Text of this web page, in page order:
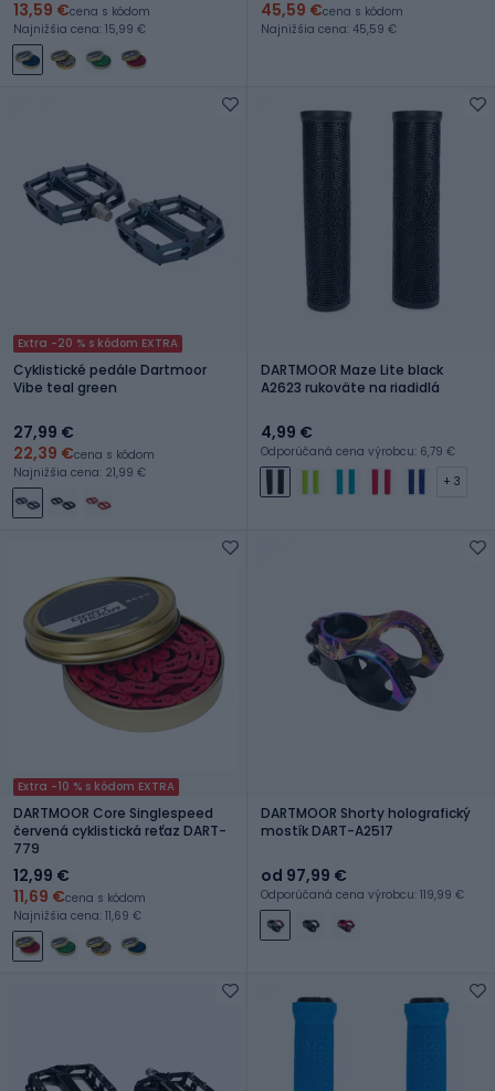
13,59 €cena s kódom
Najnižšia cena: 15,99 €
45,59 €cena s kódom
Najnižšia cena: 45,59 €
Extra -20 % s kódom EXTRA
Cyklistické pedále Dartmoor
Vibe teal green
27,99 €
22,39 €cena s kódom
Najnižšia cena: 21,99 €
DARTMOOR Maze Lite black
A2623 rukoväte na riadidlá
4,99 €
Odporúčaná cena výrobcu: 6,79 €
+ 3
Extra -10 % s kódom EXTRA
DARTMOOR Core Singlespeed
červená cyklistická reťaz DART-
779
12,99 €
11,69 €cena s kódom
Najnižšia cena: 11,69 €
DARTMOOR Shorty holografický
mostík DART-A2517
od 97,99 €
Odporúčaná cena výrobcu: 119,99 €